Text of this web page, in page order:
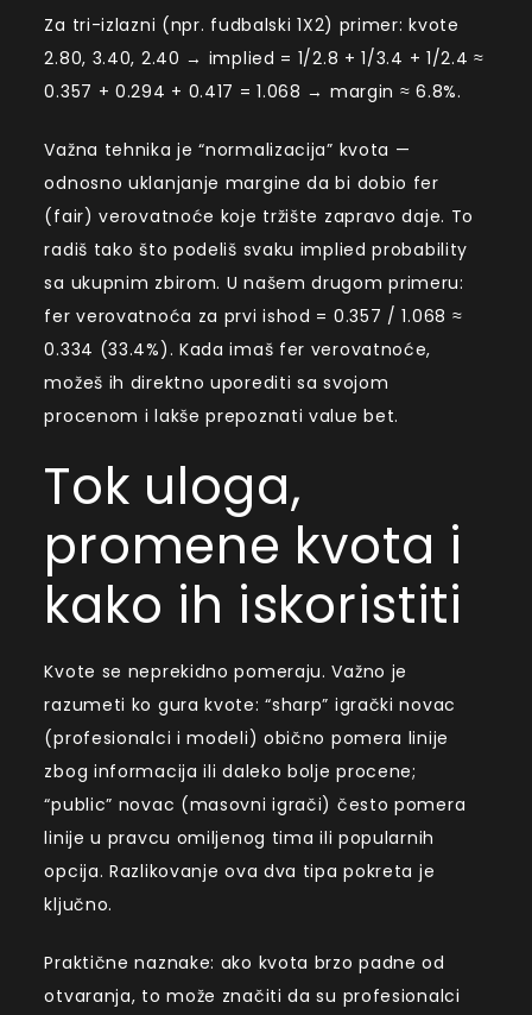
Za tri-izlazni (npr. fudbalski 1X2) primer: kvote
2.80, 3.40, 2.40 → implied = 1/2.8 + 1/3.4 + 1/2.4 ≈
0.357 + 0.294 + 0.417 = 1.068 → margin ≈ 6.8%.
Važna tehnika je “normalizacija” kvota —
odnosno uklanjanje margine da bi dobio fer
(fair) verovatnoće koje tržište zapravo daje. To
radiš tako što podeliš svaku implied probability
sa ukupnim zbirom. U našem drugom primeru:
fer verovatnoća za prvi ishod = 0.357 / 1.068 ≈
0.334 (33.4%). Kada imaš fer verovatnoće,
možeš ih direktno uporediti sa svojom
procenom i lakše prepoznati value bet.
Tok uloga,
promene kvota i
kako ih iskoristiti
Kvote se neprekidno pomeraju. Važno je
razumeti ko gura kvote: “sharp” igrački novac
(profesionalci i modeli) obično pomera linije
zbog informacija ili daleko bolje procene;
“public” novac (masovni igrači) često pomera
linije u pravcu omiljenog tima ili popularnih
opcija. Razlikovanje ova dva tipa pokreta je
ključno.
Praktične naznake: ako kvota brzo padne od
otvaranja, to može značiti da su profesionalci